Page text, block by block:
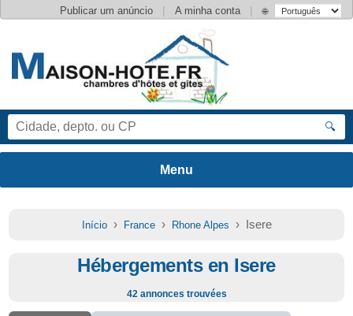
Publicar um anúncio | A minha conta | 🌐
🔍
Início› France› Rhone Alpes › Isere
Hébergements en Isere
42 annonces trouvées